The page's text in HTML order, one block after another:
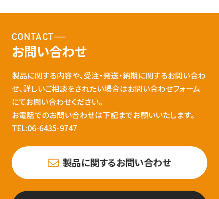
CONTACT
お問い合わせ
製品に関する内容や、受注・発送・納期に関するお問い合わ
せ、詳しいご相談をされたい場合はお問い合わせフォーム
にてお問い合わせください。
お電話でのお問い合わせは下記までお願いいたします。
TEL:06-6435-9747
製品に関するお問い合わせ